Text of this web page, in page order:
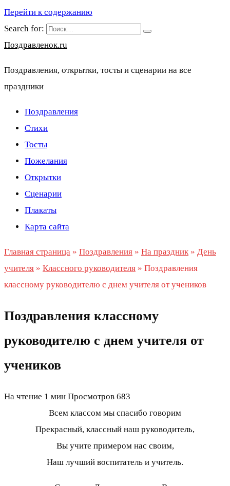
Перейти к содержанию
Search for:
Поздравленок.ru
Поздравления, открытки, тосты и сценарии на все
праздники
Поздравления
Стихи
Тосты
Пожелания
Открытки
Сценарии
Плакаты
Карта сайта
Главная страница » Поздравления » На праздник » День
учителя » Классного руководителя » Поздравления
классному руководителю с днем учителя от учеников
Поздравления классному
руководителю с днем учителя от
учеников
На чтение 1 мин Просмотров 683
Всем классом мы спасибо говорим
Прекрасный, классный наш руководитель,
Вы учите примером нас своим,
Наш лучший воспитатель и учитель.